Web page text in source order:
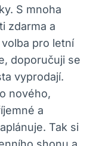
S mnoha
zdarma a
pro letní
doporučuji se
vyprodají.
nového,
a
Tak si